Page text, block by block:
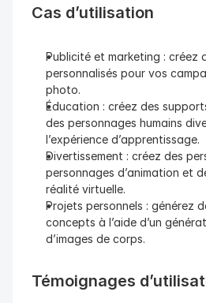
Cas d’utilisation
Publicité et marketing : créez
personnalisés pour vos
photo.
Éducation : créez des
des personnages humains
l’expérience d’apprentissage.
Divertissement : créez des
personnages d’animation et
réalité virtuelle.
Projets personnels : générez
concepts à l’aide d’un
d’images de corps.
Témoignages